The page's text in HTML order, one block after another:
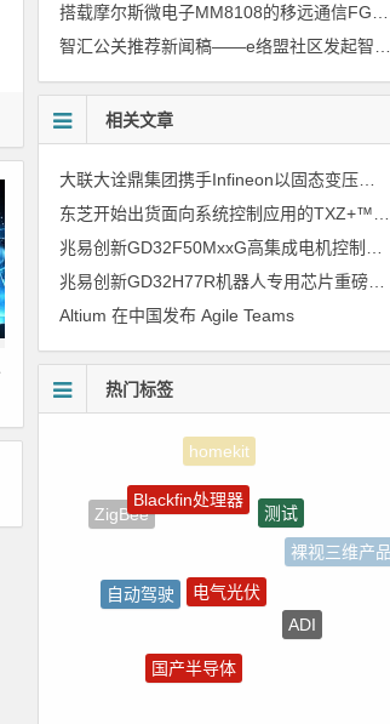
相关文章
大联大诠鼎集团携手Infineon以固态变压器重构配电效率新标杆
兆易创新GD32H77R机器人专用芯片重磅亮相，精准赋能伺服驱动与关节控制
Altium 在中国发布 Agile Teams
热门标签
ZigBee
裸视三维产品
ADI
国产半导体